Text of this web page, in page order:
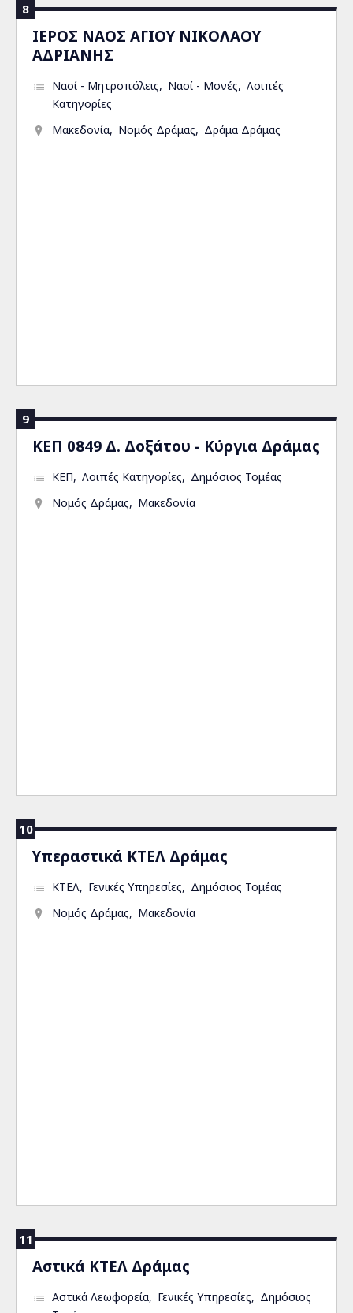
8
ΙΕΡΟΣ ΝΑΟΣ ΑΓΙΟΥ ΝΙΚΟΛΑΟΥ
ΑΔΡΙΑΝΗΣ
Ναοί - Μητροπόλεις Ναοί - Μονές
Λοιπές
Κατηγορίες
Μακεδονία
Νομός Δράμας Δράμα Δράμας
9
ΚΕΠ 0849 Δ. Δοξάτου - Κύργια Δράμας
ΚΕΠ Λοιπές Κατηγορίες
Δημόσιος Τομέας
Νομός Δράμας
Μακεδονία
10
Υπεραστικά ΚΤΕΛ Δράμας
ΚΤΕΛ Γενικές Υπηρεσίες
Δημόσιος Τομέας
Νομός Δράμας
Μακεδονία
11
Αστικά ΚΤΕΛ Δράμας
Αστικά Λεωφορεία Γενικές Υπηρεσίες
Δημόσιος